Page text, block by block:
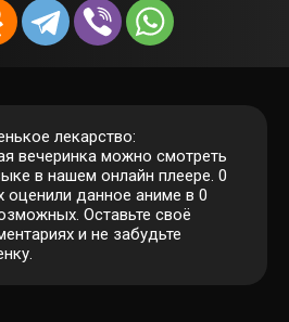
лекарство:
вечеринка можно смотреть
в нашем онлайн плеере. 0
оценили данное аниме в 0
Оставьте своё
и не забудьте